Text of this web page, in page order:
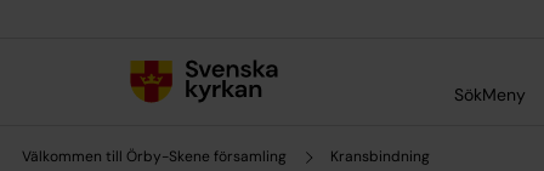
SökMeny
Välkommen till Örby-Skene församling Kransbindning